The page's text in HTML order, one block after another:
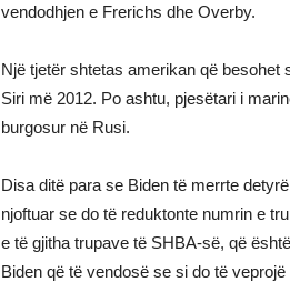
vendodhjen e Frerichs dhe Overby.
Një tjetër shtetas amerikan që
Siri më 2012. Po ashtu, pjesëtari i
burgosur në Rusi.
Disa ditë para se Biden të merrte
njoftuar se do të reduktonte numrin e
e të gjitha trupave të SHBA-së, që
Biden që të vendosë se si do të veprojë